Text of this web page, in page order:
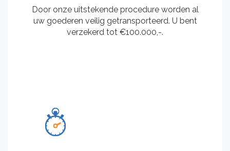
Door onze uitstekende procedure worden al
uw goederen veilig getransporteerd. U bent
verzekerd tot €100.000,-.